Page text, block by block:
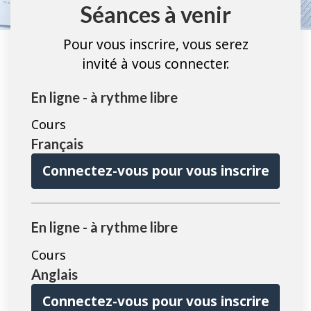
Séances à venir
Pour vous inscrire, vous serez
invité à vous connecter.
En ligne - à rythme libre
Cours
Français
Connectez-vous pour vous inscrire
En ligne - à rythme libre
Cours
Anglais
Connectez-vous pour vous inscrire